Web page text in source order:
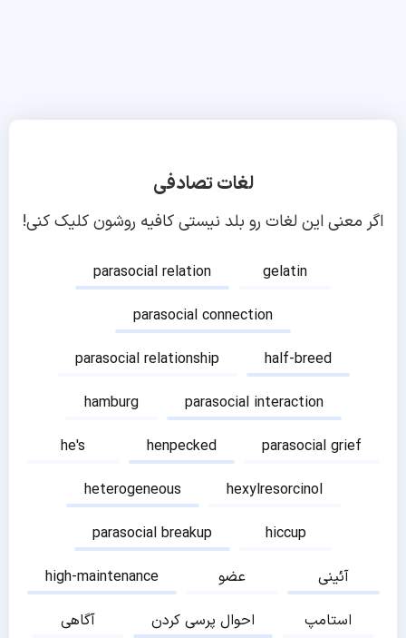
لغات تصادفی
اگر معنی این لغات رو بلد نیستی کافیه روشون کلیک کنی!
parasocial relation
gelatin
parasocial connection
parasocial relationship
half-breed
hamburg
parasocial interaction
he's
henpecked
parasocial grief
heterogeneous
hexylresorcinol
parasocial breakup
hiccup
high-maintenance
عضو
آئینی
آگاهی
احوال پرسی کردن
استامپ